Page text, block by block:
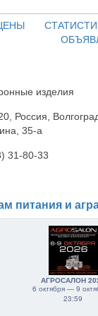
изделия
Россия,
35-а
31-80-33
питания и
АГРОСАЛОН
6 октября — 9
23:59